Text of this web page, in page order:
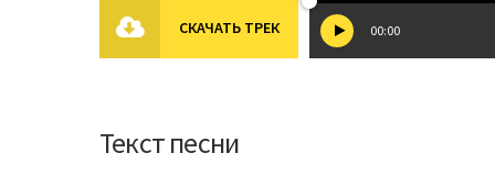
СКАЧАТЬ ТРЕК 00:00
Текст песни